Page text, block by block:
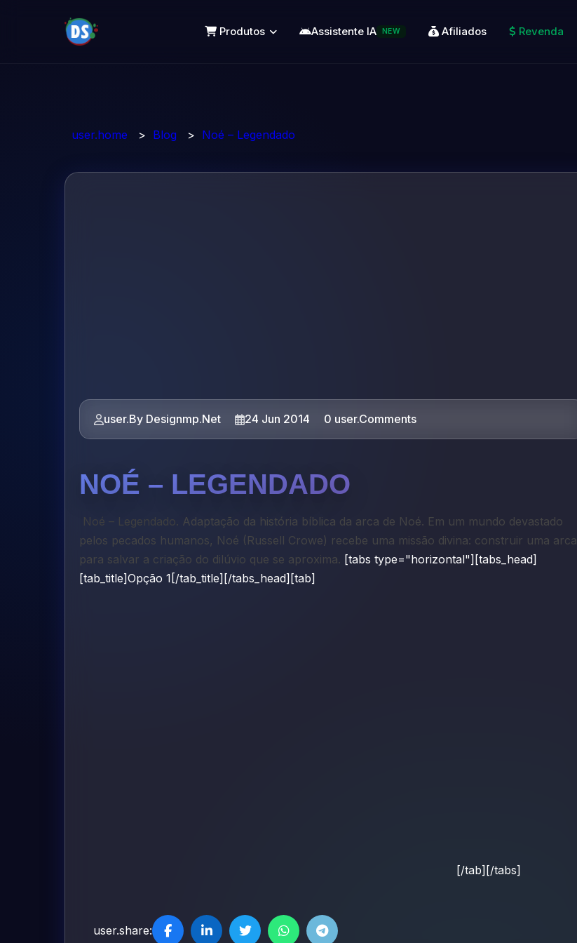
Produtos Assistente IA NEW Afiliados Revenda
user.home > Blog > Noé – Legendado
user.By Designmp.Net 24 Jun 2014 0 user.Comments
NOÉ – LEGENDADO
Noé – Legendado. Adaptação da história bíblica da arca de Noé. Em um mundo devastado
pelos pecados humanos, Noé (Russell Crowe) recebe uma missão divina: construir uma arca
para salvar a criação do dilúvio que se aproxima. [tabs type="horizontal"][tabs_head]
[tab_title]Opção 1[/tab_title][/tabs_head][tab]
[/tab][/tabs]
user.share: